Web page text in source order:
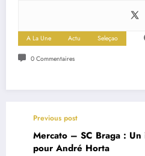
A La Une Actu Seleçao
0 Commentaires
Previous post
Mercato – SC Braga :
pour André Horta